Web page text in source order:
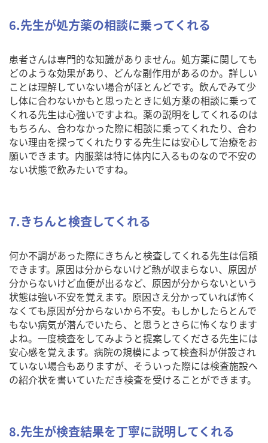
6.先生が処方薬の相談に乗ってくれる
患者さんは専門的な知識がありません。処方薬に関しても
どのような効果があり、どんな副作用があるのか。詳しい
ことは理解していない場合がほとんどです。飲んでみて少
し体に合わないかもと思ったときに処方薬の相談に乗って
くれる先生は心強いですよね。薬の説明をしてくれるのは
もちろん、合わなかった際に相談に乗ってくれたり、合わ
ない理由を探ってくれたりする先生には安心して治療をお
願いできます。内服薬は特に体内に入るものなので不安の
ない状態で飲みたいですね。
7.きちんと検査してくれる
何か不調があった際にきちんと検査してくれる先生は信頼
できます。原因は分からないけど熱が収まらない、原因が
分からないけど血便が出るなど、原因が分からないという
状態は強い不安を覚えます。原因さえ分かっていれば怖く
なくても原因が分からないから不安。もしかしたらとんで
もない病気が潜んでいたら、と思うとさらに怖くなります
よね。一度検査をしてみようと提案してくださる先生には
安心感を覚えます。病院の規模によって検査科が併設され
ていない場合もありますが、そういった際には検査施設へ
の紹介状を書いていただき検査を受けることができます。
8.先生が検査結果を丁寧に説明してくれる